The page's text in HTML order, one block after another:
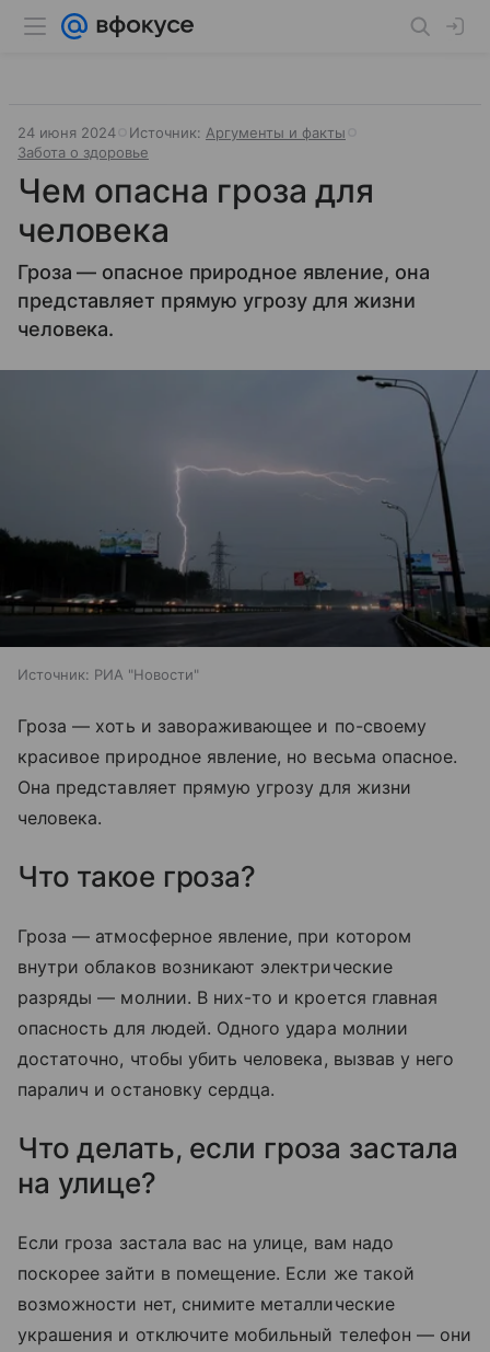
24 июня 2024 Источник: Аргументы и факты
Забота о здоровье
Чем опасна гроза для
человека
Гроза — опасное природное явление, она
представляет прямую угрозу для жизни
человека.
Источник: РИА "Новости"
Гроза — хоть и завораживающее и по-своему
красивое природное явление, но весьма опасное.
Она представляет прямую угрозу для жизни
человека.
Что такое гроза?
Гроза — атмосферное явление, при котором
внутри облаков возникают электрические
разряды — молнии. В них-то и кроется главная
опасность для людей. Одного удара молнии
достаточно, чтобы убить человека, вызвав у него
паралич и остановку сердца.
Что делать, если гроза застала
на улице?
Если гроза застала вас на улице, вам надо
поскорее зайти в помещение. Если же такой
возможности нет, снимите металлические
украшения и отключите мобильный телефон — они